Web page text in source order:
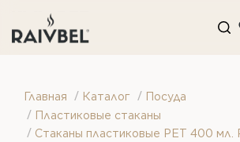
Главная / Каталог / Посуда
/ Пластиковые стаканы
/ Стаканы пластиковые PET 400 мл.